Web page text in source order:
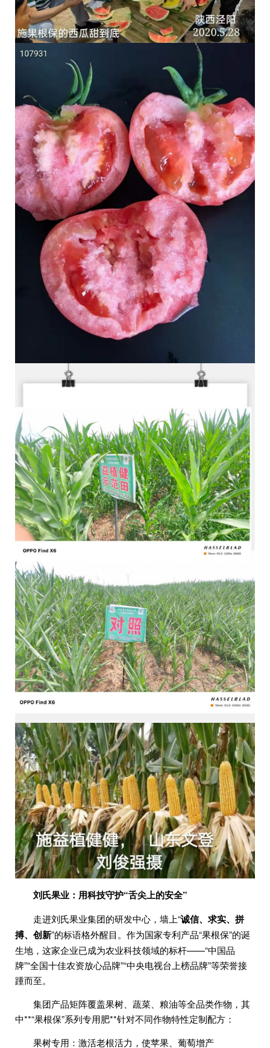
刘氏果业：用科技守护“舌尖上的安全”
走进刘氏果业集团的研发中心，墙上“诚信、求实、拼
搏、创新”的标语格外醒目。作为国家专利产品“果根保”的诞
生地，这家企业已成为农业科技领域的标杆——“中国品
牌”“全国十佳农资放心品牌”“中央电视台上榜品牌”等荣誉接
踵而至。
集团产品矩阵覆盖果树、蔬菜、粮油等全品类作物，其
中**“果根保”系列专用肥**针对不同作物特性定制配方：
果树专用：激活老根活力，使苹果、葡萄增产